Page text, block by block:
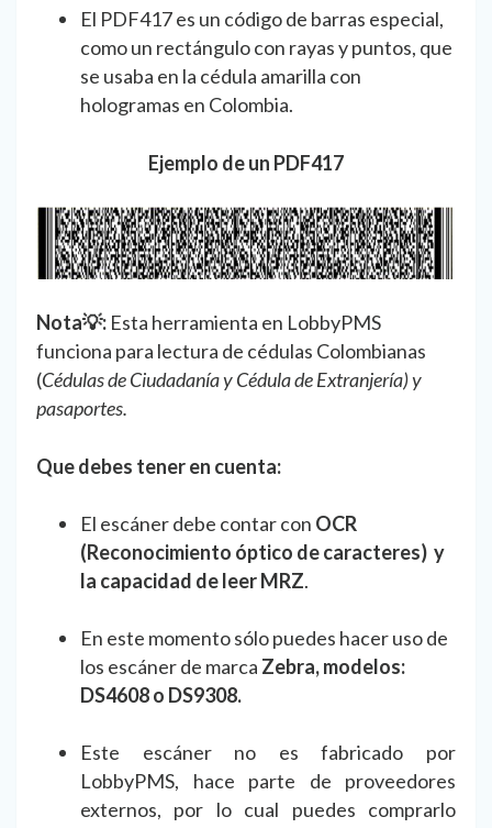
El PDF417 es un código de barras especial,
como un rectángulo con rayas y puntos, que
se usaba en la cédula amarilla con
hologramas en Colombia.
Ejemplo de un PDF417
Nota💡: Esta herramienta en LobbyPMS
funciona para lectura de cédulas Colombianas
(Cédulas de Ciudadanía y Cédula de Extranjería) y
pasaportes.
Que debes tener en cuenta:
El escáner debe contar con OCR
(Reconocimiento óptico de caracteres) y
la capacidad de leer MRZ.
En este momento sólo puedes hacer uso de
los escáner de marca Zebra, modelos:
DS4608 o DS9308.
Este escáner no es fabricado por
LobbyPMS, hace parte de proveedores
externos, por lo cual puedes comprarlo